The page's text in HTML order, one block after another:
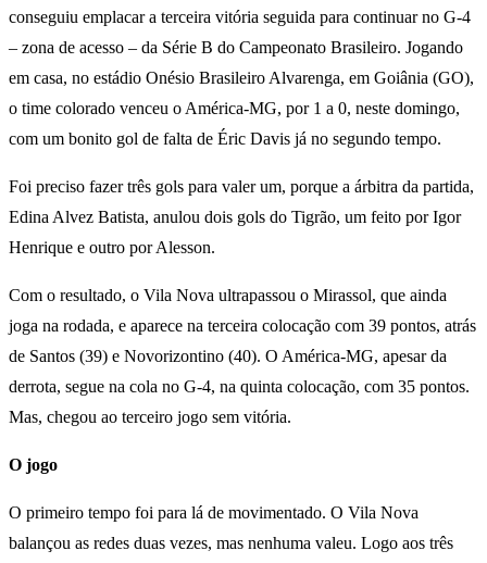
conseguiu emplacar a terceira vitória seguida para continuar no G-4
– zona de acesso – da Série B do Campeonato Brasileiro. Jogando
em casa, no estádio Onésio Brasileiro Alvarenga, em Goiânia (GO),
o time colorado venceu o América-MG, por 1 a 0, neste domingo,
com um bonito gol de falta de Éric Davis já no segundo tempo.
Foi preciso fazer três gols para valer um, porque a árbitra da partida,
Edina Alvez Batista, anulou dois gols do Tigrão, um feito por Igor
Henrique e outro por Alesson.
Com o resultado, o Vila Nova ultrapassou o Mirassol, que ainda
joga na rodada, e aparece na terceira colocação com 39 pontos, atrás
de Santos (39) e Novorizontino (40). O América-MG, apesar da
derrota, segue na cola no G-4, na quinta colocação, com 35 pontos.
Mas, chegou ao terceiro jogo sem vitória.
O jogo
O primeiro tempo foi para lá de movimentado. O Vila Nova
balançou as redes duas vezes, mas nenhuma valeu. Logo aos três